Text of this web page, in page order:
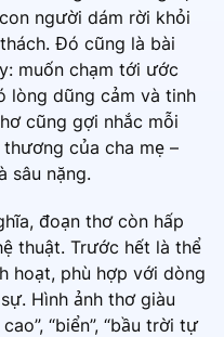
người dám rời khỏi
Đó cũng là bài
muốn chạm tới ước
lòng dũng cảm và tinh
cũng gợi nhắc mỗi
của cha mẹ –
sâu nặng.
đoạn thơ còn hấp
thuật. Trước hết là thể
hoạt, phù hợp với dòng
Hình ảnh thơ giàu
“biển”, “bầu trời tự